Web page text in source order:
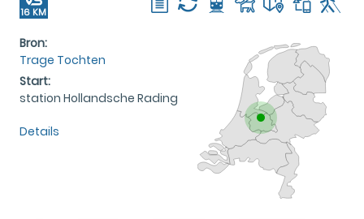
16 KM
Bron:
Trage Tochten
Start:
station Hollandsche Rading
Details